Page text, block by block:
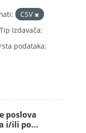
CSV
Tip Izdavača:
podataka:
poslova
i/ili po...